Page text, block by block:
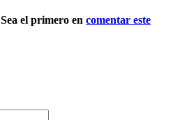
Sea el primero en comentar este